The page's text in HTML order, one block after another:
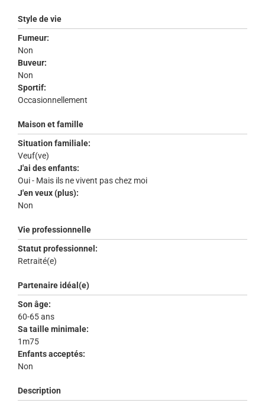
Style de vie
Fumeur:
Non
Buveur:
Non
Sportif:
Occasionnellement
Maison et famille
Situation familiale:
Veuf(ve)
J'ai des enfants:
Oui - Mais ils ne vivent pas chez moi
J'en veux (plus):
Non
Vie professionnelle
Statut professionnel:
Retraité(e)
Partenaire idéal(e)
Son âge:
60-65 ans
Sa taille minimale:
1m75
Enfants acceptés:
Non
Description